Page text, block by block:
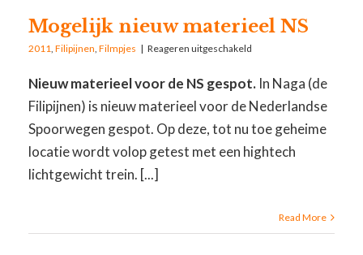
Mogelijk nieuw materieel NS
2011 ,Filipijnen ,Filmpjes | Reageren uitgeschakeld
Nieuw materieel voor de NS gespot. In Naga (de
Filipijnen) is nieuw materieel voor de Nederlandse
Spoorwegen gespot. Op deze, tot nu toe geheime
locatie wordt volop getest met een hightech
lichtgewicht trein. [...]
Read More